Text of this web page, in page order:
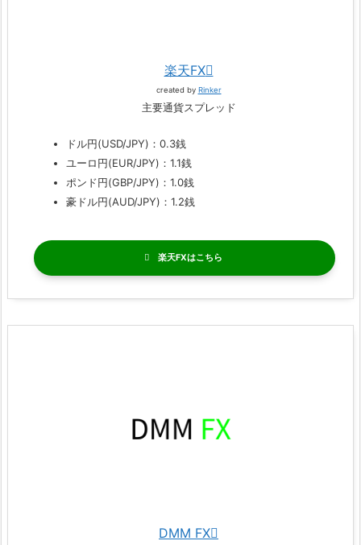
楽天FX
created by Rinker
主要通貨スプレッド
ドル円(USD/JPY)：0.3銭
ユーロ円(EUR/JPY)：1.1銭
ポンド円(GBP/JPY)：1.0銭
豪ドル円(AUD/JPY)：1.2銭
楽天FX
DMM FX